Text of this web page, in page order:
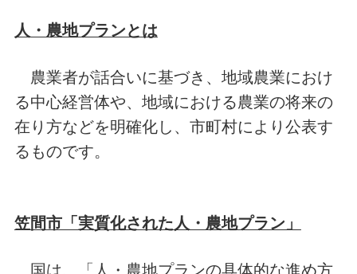
人・農地プランとは
農業者が話合いに基づき、地域農業におけ
る中心経営体や、地域における農業の将来の
在り方などを明確化し、市町村により公表す
るものです。
笠間市「実質化された人・農地プラン」
国は、「人・農地プランの具体的な進め方